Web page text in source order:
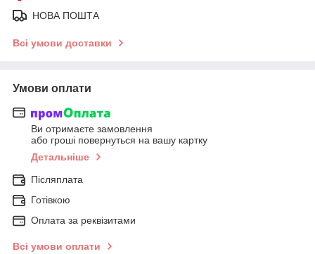
НОВА ПОШТА
Всі умови доставки
Умови оплати
Ви отримаєте замовлення
або гроші повернуться на вашу картку
Детальніше
Післяплата
Готівкою
Оплата за реквізитами
Всі умови оплати